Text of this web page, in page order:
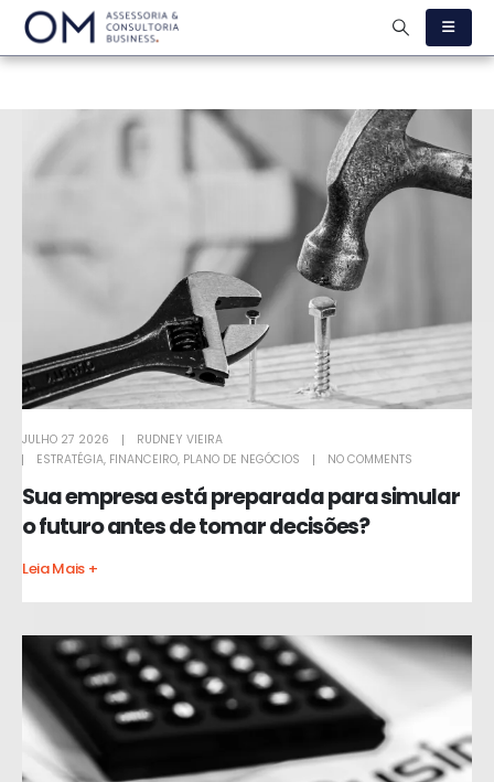
JULHO 27 2026
RUDNEY VIEIRA
ESTRATÉGIA, FINANCEIRO, PLANO DE NEGÓCIOS NO COMMENTS
Sua empresa está preparada para simular
o futuro antes de tomar decisões?
Leia Mais +